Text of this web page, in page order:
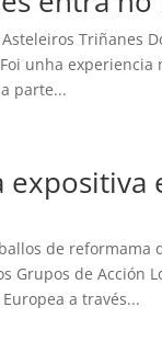
Triñanes
unha
parte...
de reformama
Grupos de Acción
a través...